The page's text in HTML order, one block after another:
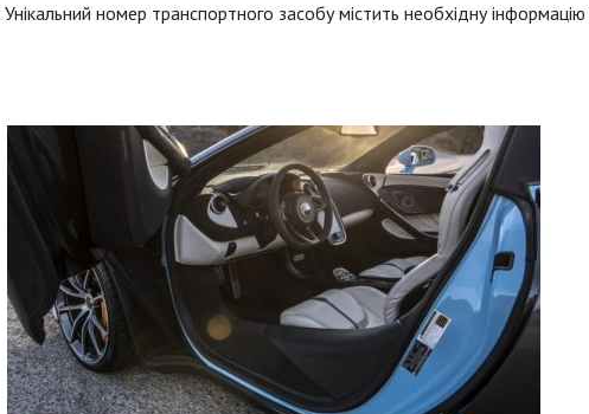
Унікальний номер транспортного засобу містить необхідну